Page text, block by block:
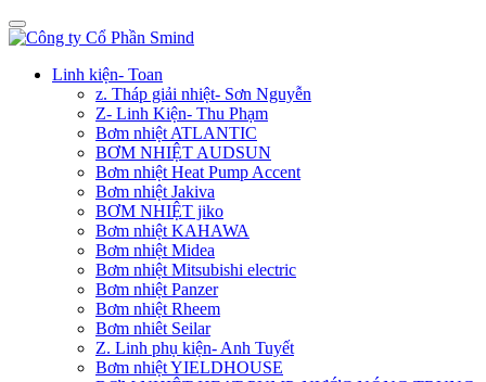
Linh kiện- Toan
z. Tháp giải nhiệt- Sơn Nguyễn
Z- Linh Kiện- Thu Phạm
Bơm nhiệt ATLANTIC
BƠM NHIỆT AUDSUN
Bơm nhiệt Heat Pump Accent
Bơm nhiệt Jakiva
BƠM NHIỆT jiko
Bơm nhiệt KAHAWA
Bơm nhiệt Midea
Bơm nhiệt Mitsubishi electric
Bơm nhiệt Panzer
Bơm nhiệt Rheem
Bơm nhiêt Seilar
Z. Linh phụ kiện- Anh Tuyết
Bơm nhiệt YIELDHOUSE